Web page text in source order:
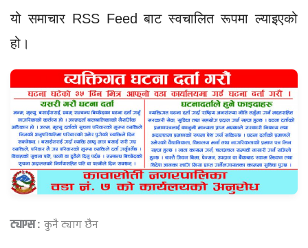
यो समाचार RSS Feed बाट स्वचालित रूपमा ल्याइएको
हो।
ट्याग्स : कुनै ट्याग छैन